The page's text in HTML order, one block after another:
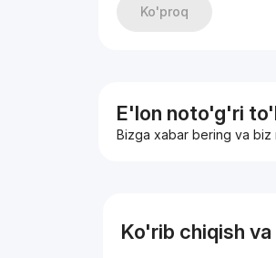
Этажность-12
Площадь-68 кВ.м +
+998909908883
Ko'proq
E'lon noto'g'ri
Bizga xabar bering va biz
Ko'rib chiqish va